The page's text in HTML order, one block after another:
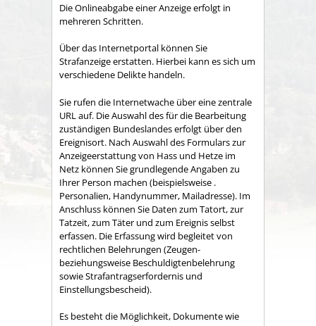
Die Onlineabgabe einer Anzeige erfolgt in
mehreren Schritten.
Über das Internetportal können Sie
Strafanzeige erstatten. Hierbei kann es sich um
verschiedene Delikte handeln.
Sie rufen die Internetwache über eine zentrale
URL auf. Die Auswahl des für die Bearbeitung
zuständigen Bundeslandes erfolgt über den
Ereignisort. Nach Auswahl des Formulars zur
Anzeigeerstattung von Hass und Hetze im
Netz können Sie grundlegende Angaben zu
Ihrer Person machen (beispielsweise .
Personalien, Handynummer, Mailadresse). Im
Anschluss können Sie Daten zum Tatort, zur
Tatzeit, zum Täter und zum Ereignis selbst
erfassen. Die Erfassung wird begleitet von
rechtlichen Belehrungen (Zeugen-
beziehungsweise Beschuldigtenbelehrung
sowie Strafantragserfordernis und
Einstellungsbescheid).
Es besteht die Möglichkeit, Dokumente wie